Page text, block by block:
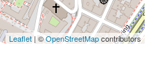
Leaflet| ©OpenStreetMapcontributors